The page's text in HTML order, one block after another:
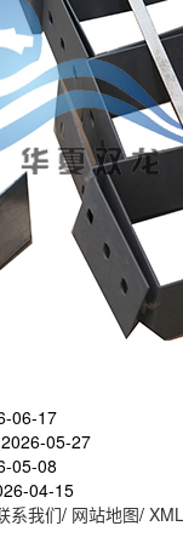
06-17
2026-05-27
05-08
04-15
系我们/ 网站地图/ XML